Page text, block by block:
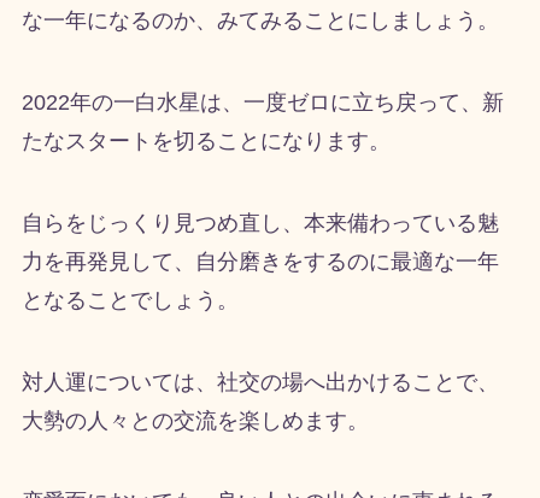
な一年になるのか、みてみることにしましょう。
2022年の一白水星は、一度ゼロに立ち戻って、新
たなスタートを切ることになります。
自らをじっくり見つめ直し、本来備わっている魅
力を再発見して、自分磨きをするのに最適な一年
となることでしょう。
対人運については、社交の場へ出かけることで、
大勢の人々との交流を楽しめます。